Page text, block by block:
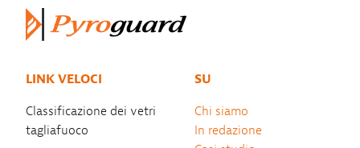
LINK VELOCI
Classificazione dei vetri
tagliafuoco
SU
Chi siamo
In redazione